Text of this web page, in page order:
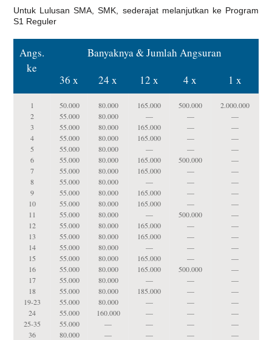
Untuk Lulusan SMA, SMK, sederajat melanjutkan ke Program
S1 Reguler
Angs.
ke
Banyaknya & Jumlah Angsuran
36 x
24 x 12 x 4 x 1 x
1
2
3
4
5
6
7
8
9
10
11
12
13
14
15
16
17
18
19-23
24
25-35
36
50.000
55.000
55.000
55.000
55.000
55.000
55.000
55.000
55.000
55.000
55.000
55.000
55.000
55.000
55.000
55.000
55.000
55.000
55.000
55.000
55.000
80.000
80.000
80.000
80.000
80.000
80.000
80.000
80.000
80.000
80.000
80.000
80.000
80.000
80.000
80.000
80.000
80.000
80.000
80.000
80.000
160.000
—
—
165.000
—
165.000
165.000
—
165.000
165.000
—
165.000
165.000
—
165.000
165.000
—
165.000
165.000
—
185.000
—
—
—
—
500.000
—
—
—
—
500.000
—
—
—
—
500.000
—
—
—
—
500.000
—
—
—
—
—
—
2.000.000
—
—
—
—
—
—
—
—
—
—
—
—
—
—
—
—
—
—
—
—
—